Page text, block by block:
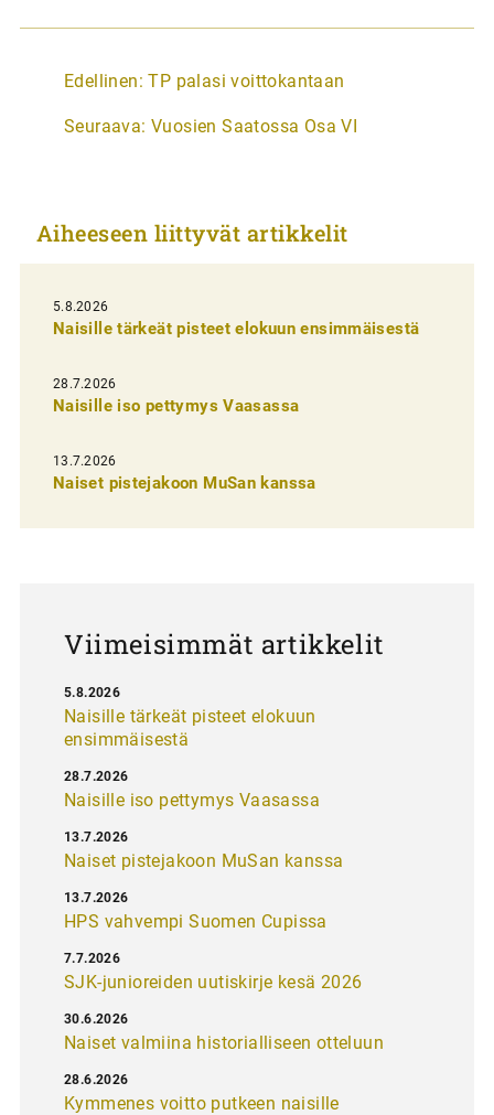
A
t
k
e
l
i
e
n
e
Edellinen: TP palasi voittokantaan
Seuraava: Vuosien Saatossa Osa VI
Aiheeseen liittyvät artikkelit
5.8.2026
Naisille tärkeät pisteet elokuun ensimmäisestä
28.7.2026
Naisille iso pettymys Vaasassa
13.7.2026
Naiset pistejakoon MuSan kanssa
Viimeisimmät artikkelit
Naisille tärkeät pisteet elokuun
ensimmäisestä
5.8.2026
Naisille iso pettymys Vaasassa
28.7.2026
Naiset pistejakoon MuSan kanssa
13.7.2026
HPS vahvempi Suomen Cupissa
13.7.2026
SJK-junioreiden uutiskirje kesä 2026
7.7.2026
Naiset valmiina historialliseen otteluun
30.6.2026
Kymmenes voitto putkeen naisille
28.6.2026